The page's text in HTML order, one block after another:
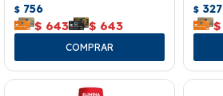
$ 756
$ 643 $ 643
Ml.
$ 327
$